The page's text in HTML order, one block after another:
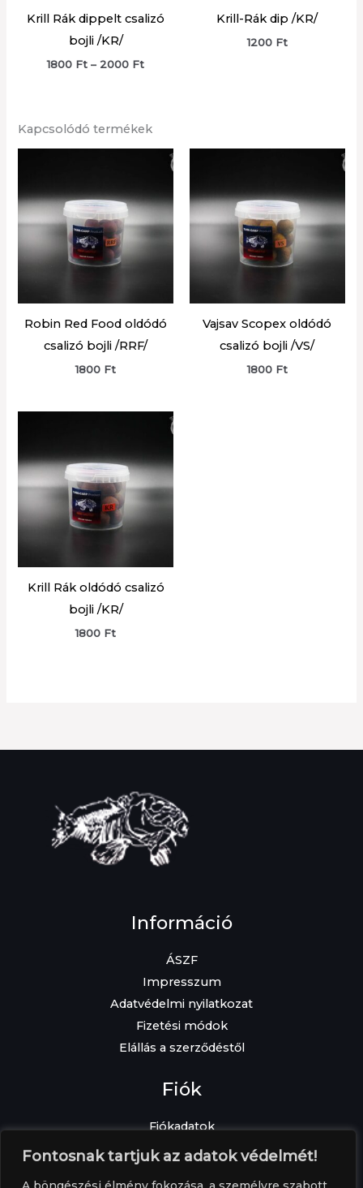
Fontosnak tartjuk az adatok védelmét!
Krill Rák dippelt csalizó
bojli /KR/
1800 Ft – 2000 FtÁrtartomány:
Krill-Rák dip /KR/
1200 Ft
Kapcsolódó termékek
Robin Red Food oldódó
csalizó bojli /RRF/
1800 Ft
Vajsav Scopex oldódó
csalizó bojli /VS/
1800 Ft
Krill Rák oldódó csalizó
bojli /KR/
1800 Ft
Információ
ÁSZF
Impresszum
Adatvédelmi nyilatkozat
Fizetési módok
Elállás a szerződéstől
Fiók
Fiókadatok
Elfelejtett jelszó